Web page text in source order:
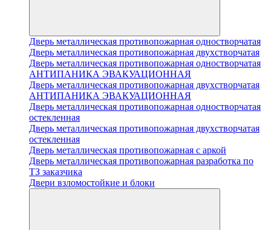
Дверь металлическая противопожарная одностворчатая
Дверь металлическая противопожарная двухстворчатая
Дверь металлическая противопожарная одностворчатая
АНТИПАНИКА ЭВАКУАЦИОННАЯ
Дверь металлическая противопожарная двухстворчатая
АНТИПАНИКА ЭВАКУАЦИОННАЯ
Дверь металлическая противопожарная одностворчатая
остекленная
Дверь металлическая противопожарная двухстворчатая
остекленная
Дверь металлическая противопожарная с аркой
Дверь металлическая противопожарная разработка по
ТЗ заказчика
Двери взломостойкие и блоки